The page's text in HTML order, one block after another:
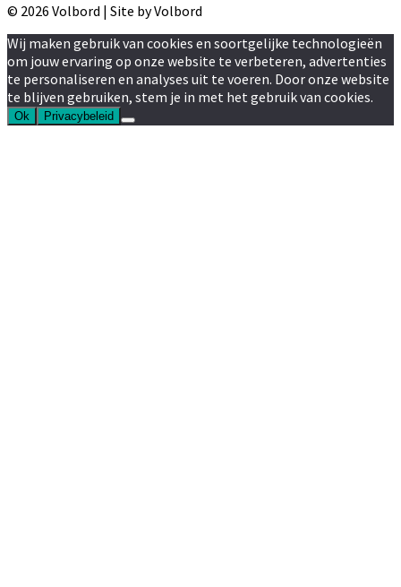
© 2026 Volbord | Site by Volbord
Wij maken gebruik van cookies en soortgelijke technologieën
om jouw ervaring op onze website te verbeteren, advertenties
te personaliseren en analyses uit te voeren. Door onze website
te blijven gebruiken, stem je in met het gebruik van cookies.
Ok Privacybeleid